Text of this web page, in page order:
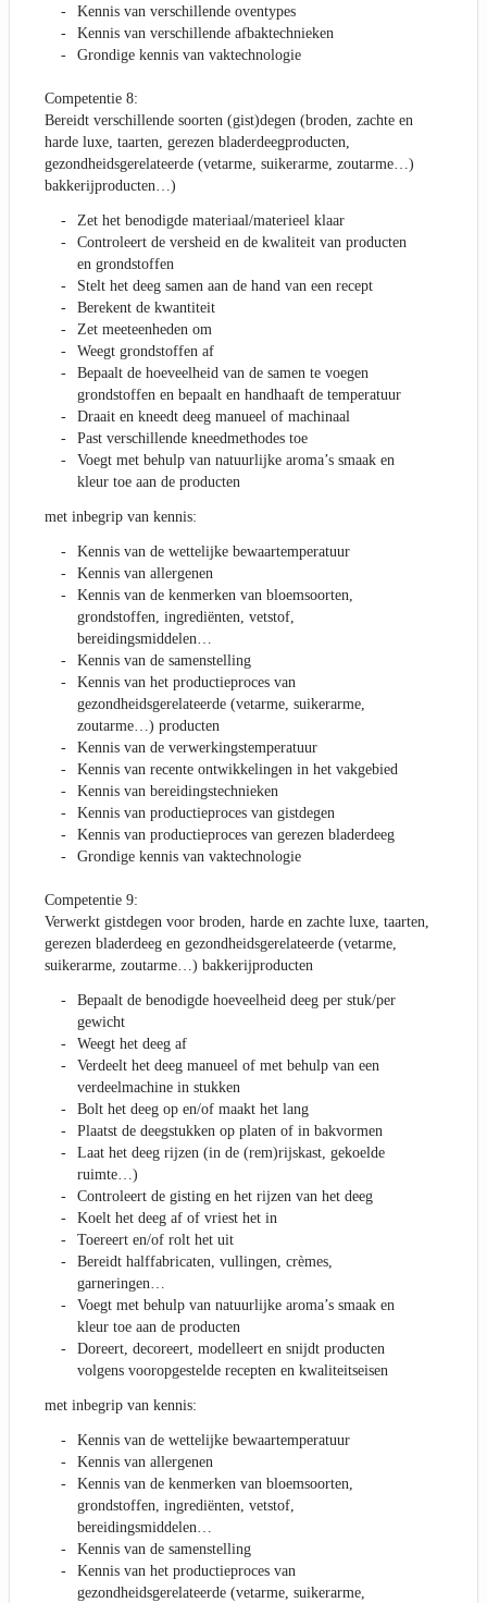
Kennis van verschillende oventypes
Kennis van verschillende afbaktechnieken
Grondige kennis van vaktechnologie
Competentie 8:
Bereidt verschillende soorten (gist)degen (broden, zachte en
harde luxe, taarten, gerezen bladerdeegproducten,
gezondheidsgerelateerde (vetarme, suikerarme, zoutarme…)
bakkerijproducten…)
Zet het benodigde materiaal/materieel klaar
Controleert de versheid en de kwaliteit van producten
en grondstoffen
Stelt het deeg samen aan de hand van een recept
Berekent de kwantiteit
Zet meeteenheden om
Weegt grondstoffen af
Bepaalt de hoeveelheid van de samen te voegen
grondstoffen en bepaalt en handhaaft de temperatuur
Draait en kneedt deeg manueel of machinaal
Past verschillende kneedmethodes toe
Voegt met behulp van natuurlijke aroma’s smaak en
kleur toe aan de producten
met inbegrip van kennis:
Kennis van de wettelijke bewaartemperatuur
Kennis van allergenen
Kennis van de kenmerken van bloemsoorten,
grondstoffen, ingrediënten, vetstof,
bereidingsmiddelen…
Kennis van de samenstelling
Kennis van het productieproces van
gezondheidsgerelateerde (vetarme, suikerarme,
zoutarme…) producten
Kennis van de verwerkingstemperatuur
Kennis van recente ontwikkelingen in het vakgebied
Kennis van bereidingstechnieken
Kennis van productieproces van gistdegen
Kennis van productieproces van gerezen bladerdeeg
Grondige kennis van vaktechnologie
Competentie 9:
Verwerkt gistdegen voor broden, harde en zachte luxe, taarten,
gerezen bladerdeeg en gezondheidsgerelateerde (vetarme,
suikerarme, zoutarme…) bakkerijproducten
Bepaalt de benodigde hoeveelheid deeg per stuk/per
gewicht
Weegt het deeg af
Verdeelt het deeg manueel of met behulp van een
verdeelmachine in stukken
Bolt het deeg op en/of maakt het lang
Plaatst de deegstukken op platen of in bakvormen
Laat het deeg rijzen (in de (rem)rijskast, gekoelde
ruimte…)
Controleert de gisting en het rijzen van het deeg
Koelt het deeg af of vriest het in
Toereert en/of rolt het uit
Bereidt halffabricaten, vullingen, crèmes,
garneringen…
Voegt met behulp van natuurlijke aroma’s smaak en
kleur toe aan de producten
Doreert, decoreert, modelleert en snijdt producten
volgens vooropgestelde recepten en kwaliteitseisen
met inbegrip van kennis:
Kennis van de wettelijke bewaartemperatuur
Kennis van allergenen
Kennis van de kenmerken van bloemsoorten,
grondstoffen, ingrediënten, vetstof,
bereidingsmiddelen…
Kennis van de samenstelling
Kennis van het productieproces van
gezondheidsgerelateerde (vetarme, suikerarme,